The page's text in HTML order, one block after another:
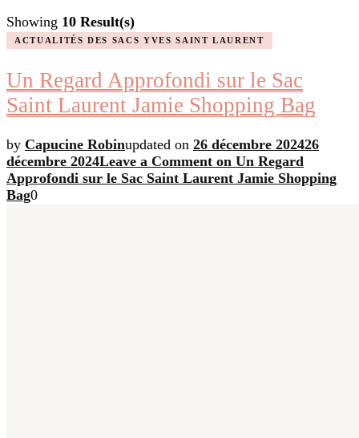
Showing 10 Result(s)
ACTUALITÉS DES SACS YVES SAINT LAURENT
Un Regard Approfondi sur le Sac
Saint Laurent Jamie Shopping Bag
by Capucine Robinupdated on 26 décembre 202426
décembre 2024Leave a Comment on Un Regard
Approfondi sur le Sac Saint Laurent Jamie Shopping
Bag0